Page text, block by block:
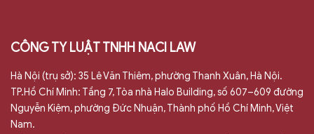
CÔNG TY LUẬT TNHH NACI LAW
Hà Nội (trụ sở): 35 Lê Văn Thiêm, phường Thanh Xuân, Hà Nội.
TP.Hồ Chí Minh: Tầng 7, Tòa nhà Halo Building, số 607–609 đường
Nguyễn Kiệm, phường Đức Nhuận, Thành phố Hồ Chí Minh, Việt
Nam.